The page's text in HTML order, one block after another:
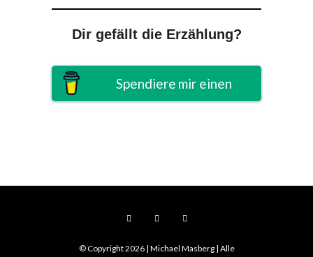
Dir gefällt die Erzählung?
Spendiere mir einen
Kaffee
© Copyright 2026 | Michael Masberg | Alle